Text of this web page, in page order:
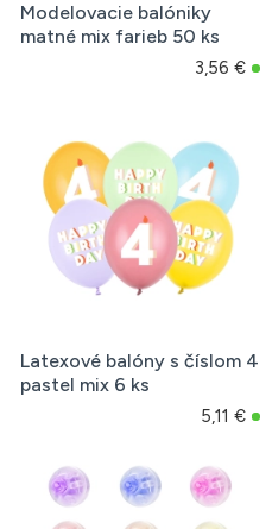
Modelovacie balóniky
matné mix farieb 50 ks
3,56 €
Latexové balóny s číslom 4
pastel mix 6 ks
5,11 €